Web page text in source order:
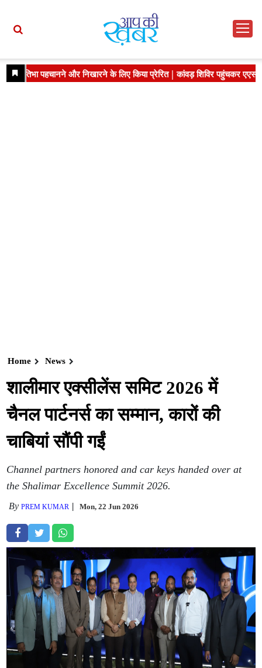
Home News
शालीमार एक्सीलेंस समिट 2026 में
चैनल पार्टनर्स का सम्मान, कारों की
चाबियां सौंपी गईं
Channel partners honored and car keys handed over at
the Shalimar Excellence Summit 2026.
ByPREM KUMAR Mon, 22 Jun 2026